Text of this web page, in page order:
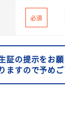
必須
証の提示をお
ますので予めご